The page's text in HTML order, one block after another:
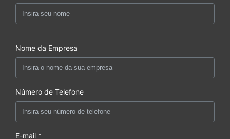
Nome da Empresa
Número de Telefone
E-mail *